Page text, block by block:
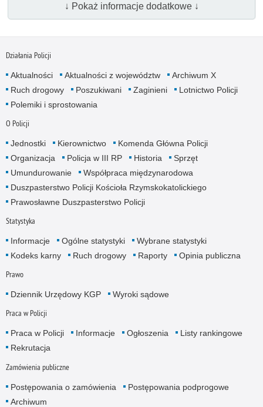
↓ Pokaż informacje dodatkowe ↓
Działania Policji
Aktualności Aktualności z województw
Archiwum X
Ruch drogowy
Poszukiwani Zaginieni
Lotnictwo Policji
Polemiki i sprostowania
O Policji
Jednostki Kierownictwo
Komenda Główna Policji
Organizacja
Policja w III RP Historia
Sprzęt
Umundurowanie
Współpraca międzynarodowa
Duszpasterstwo Policji Kościoła Rzymskokatolickiego
Prawosławne Duszpasterstwo Policji
Statystyka
Informacje Ogólne statystyki
Wybrane statystyki
Kodeks karny
Ruch drogowy Raporty Opinia publiczna
Prawo
Dziennik Urzędowy KGP Wyroki sądowe
Praca w Policji
Praca w Policji Informacje Ogłoszenia
Listy rankingowe
Rekrutacja
Zamówienia publiczne
Postępowania o zamówienia
Postępowania podprogowe
Archiwum